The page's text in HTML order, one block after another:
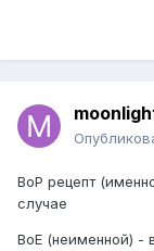
BoP рецепт
случае
BoE (неименной) -